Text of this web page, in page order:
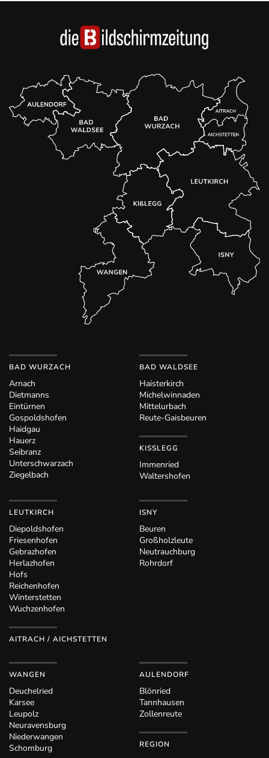
BAD WURZACH
Arnach
Dietmanns
Eintürnen
Gospoldshofen
Haidgau
Hauerz
Seibranz
Unterschwarzach
Ziegelbach
BAD WALDSEE
Haisterkirch
Michelwinnaden
Mittelurbach
Reute-Gaisbeuren
KISSLEGG
Immenried
Waltershofen
LEUTKIRCH
Diepoldshofen
Friesenhofen
Gebrazhofen
Herlazhofen
Hofs
Reichenhofen
Winterstetten
Wuchzenhofen
AITRACH / AICHSTETTEN
ISNY
Beuren
Großholzleute
Neutrauchburg
Rohrdorf
WANGEN
Deuchelried
Karsee
Leupolz
Neuravensburg
Niederwangen
Schomburg
AULENDORF
Blönried
Tannhausen
Zollenreute
REGION